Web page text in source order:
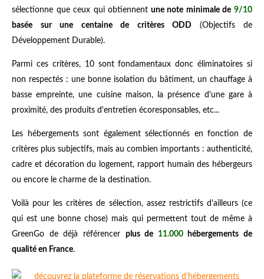
sélectionne que ceux qui obtiennent une note minimale de9/10
basée sur une centaine de critères ODD (Objectifs de
Développement Durable).
Parmi ces critères, 10 sont fondamentaux donc éliminatoires si
non respectés : une bonne isolation du bâtiment, un chauffage à
basse empreinte, une cuisine maison, la présence d'une gare à
proximité, des produits d'entretien écoresponsables, etc...
Les hébergements sont également sélectionnés en fonction de
critères plus subjectifs, mais au combien importants : authenticité,
cadre et décoration du logement, rapport humain des hébergeurs
ou encore le charme de la destination.
Voilà pour les critères de sélection, assez restrictifs d'ailleurs (ce
qui est une bonne chose) mais qui permettent tout de même à
GreenGo de déjà référencer plus de 11.000hébergements de
qualité en France.